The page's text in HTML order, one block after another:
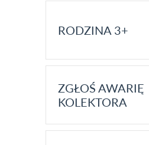
RODZINA 3+
ZGŁOŚ AWARIĘ
KOLEKTORA